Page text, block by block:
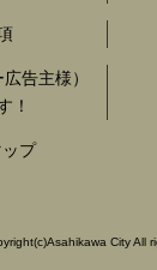
告主様）
！
プ
(c)Asahikawa City All